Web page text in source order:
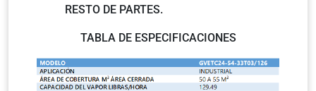
RESTO DE PARTES.
TABLA DE ESPECIFICACIONES